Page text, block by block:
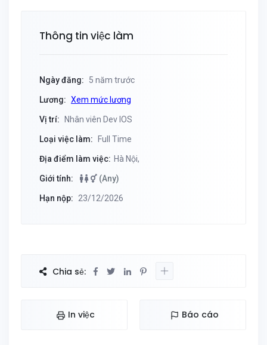
Thông tin việc làm
Ngày đăng: 5 năm trước
Lương: Xem mức lương
Vị trí: Nhân viên Dev IOS
Loại việc làm: Full Time
Địa điểm làm việc: Hà Nội,
Giới tính: (Any)
Hạn nộp: 23/12/2026
Chia sẻ:
In việc Báo cáo